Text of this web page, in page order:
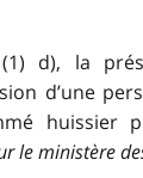
d), la
d’une
huissier
le ministère